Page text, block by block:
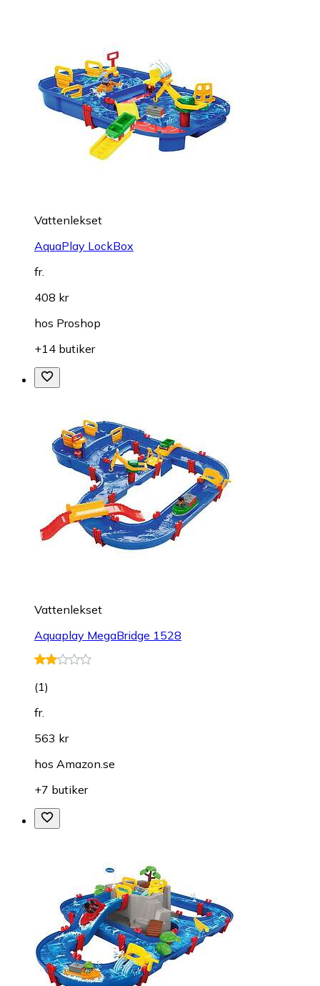
Vattenlekset
AquaPlay LockBox
fr.
408 kr
hos Proshop
+14 butiker
Vattenlekset
Aquaplay MegaBridge 1528
(1)
fr.
563 kr
hos Amazon.se
+7 butiker